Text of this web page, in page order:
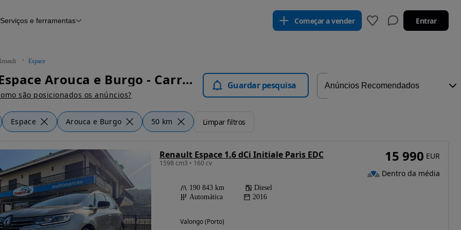
Histórico do veículo
Serviços e ferramentas Começar a vender Entrar
Espace
Renault Espace Arouca e Burgo - Carros
são posicionados os anúncios?
Guardar pesquisa
Espace Arouca e Burgo 50 km Limpar filtros
Renault Espace 1.6 dCi Initiale Paris EDC
1598 cm3 • 160 cv
190 843 km
Diesel
Automática
2016
Valongo (Porto)
15 990 EUR
Dentro da média